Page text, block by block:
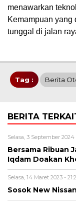
menawarkan
Kemampuan
tunggal di jalan
Tag : Berita
BERITA
Selasa, 3 September 2024
Bersama Ribuan
Iqdam Doakan
Selasa, 14 Maret 2023 -
Sosok New